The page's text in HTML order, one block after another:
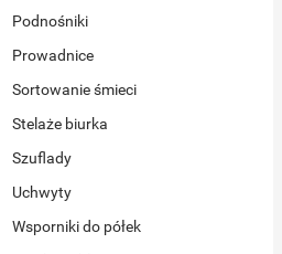
Podnośniki
Prowadnice
Sortowanie śmieci
Stelaże biurka
Szuflady
Uchwyty
Wsporniki do półek